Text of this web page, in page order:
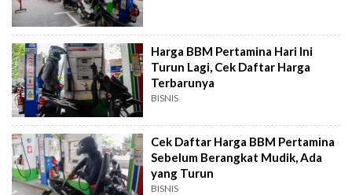
Harga BBM Pertamina Hari Ini
Turun Lagi, Cek Daftar Harga
Terbarunya
BISNIS
Cek Daftar Harga BBM Pertamina
Sebelum Berangkat Mudik, Ada
yang Turun
BISNIS